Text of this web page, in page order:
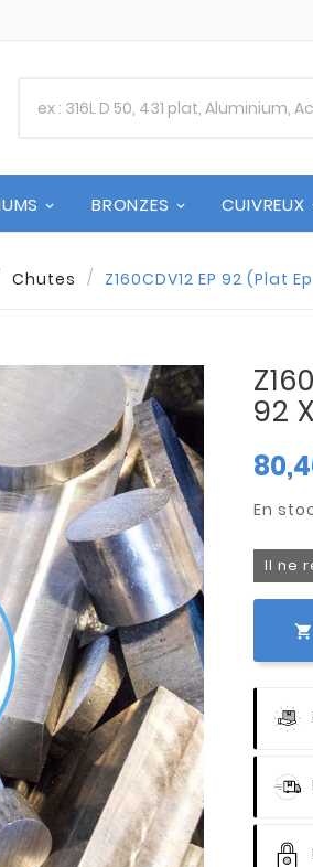
BRONZES CUIVREUX
Chutes Z160CDV12 EP 92 (Plat
92
Il ne
